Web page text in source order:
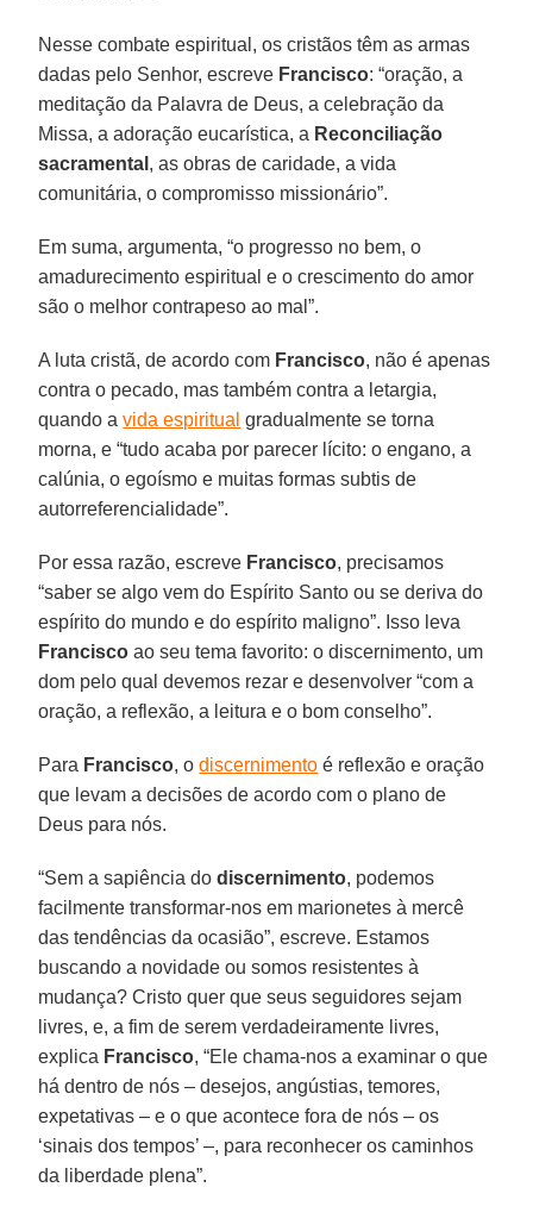
Nesse combate espiritual, os cristãos têm as armas
dadas pelo Senhor, escreve Francisco: “oração, a
meditação da Palavra de Deus, a celebração da
Missa, a adoração eucarística, a Reconciliação
sacramental , as obras de caridade, a vida
comunitária, o compromisso missionário”.
Em suma, argumenta, “o progresso no bem, o
amadurecimento espiritual e o crescimento do amor
são o melhor contrapeso ao mal”.
A luta cristã, de acordo com Francisco, não é apenas
contra o pecado, mas também contra a letargia,
quando avida espiritual gradualmente se torna
morna, e “tudo acaba por parecer lícito: o engano, a
calúnia, o egoísmo e muitas formas subtis de
autorreferencialidade”.
Por essa razão, escreve Francisco, precisamos
“saber se algo vem do Espírito Santo ou se deriva do
espírito do mundo e do espírito maligno”. Isso leva
Francisco ao seu tema favorito: o discernimento, um
dom pelo qual devemos rezar e desenvolver “com a
oração, a reflexão, a leitura e o bom conselho”.
Para Francisco, odiscernimento é reflexão e oração
que levam a decisões de acordo com o plano de
Deus para nós.
“Sem a sapiência dodiscernimento, podemos
facilmente transformar-nos em marionetes à mercê
das tendências da ocasião”, escreve. Estamos
buscando a novidade ou somos resistentes à
mudança? Cristo quer que seus seguidores sejam
livres, e, a fim de serem verdadeiramente livres,
explica Francisco, “Ele chama-nos a examinar o que
há dentro de nós – desejos, angústias, temores,
expetativas – e o que acontece fora de nós – os
‘sinais dos tempos’ –, para reconhecer os caminhos
da liberdade plena”.